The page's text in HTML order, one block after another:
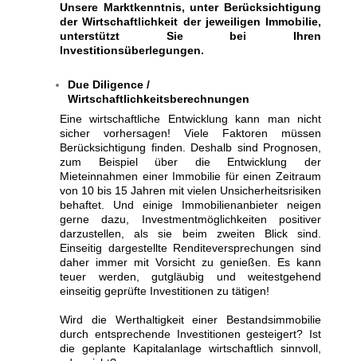
Unsere Marktkenntnis, unter Berücksichtigung
der Wirtschaftlichkeit der jeweiligen Immobilie,
unterstützt Sie bei Ihren
Investitionsüberlegungen.
Due Diligence /
Wirtschaftlichkeitsberechnungen
Eine wirtschaftliche Entwicklung kann man nicht
sicher vorhersagen! Viele Faktoren müssen
Berücksichtigung finden. Deshalb sind Prognosen,
zum Beispiel über die Entwicklung der
Mieteinnahmen einer Immobilie für einen Zeitraum
von 10 bis 15 Jahren mit vielen Unsicherheitsrisiken
behaftet. Und einige Immobilienanbieter neigen
gerne dazu, Investmentmöglichkeiten positiver
darzustellen, als sie beim zweiten Blick sind.
Einseitig dargestellte Renditeversprechungen sind
daher immer mit Vorsicht zu genießen. Es kann
teuer werden, gutgläubig und weitestgehend
einseitig geprüfte Investitionen zu tätigen!
Wird die Werthaltigkeit einer Bestandsimmobilie
durch entsprechende Investitionen gesteigert? Ist
die geplante Kapitalanlage wirtschaftlich sinnvoll,